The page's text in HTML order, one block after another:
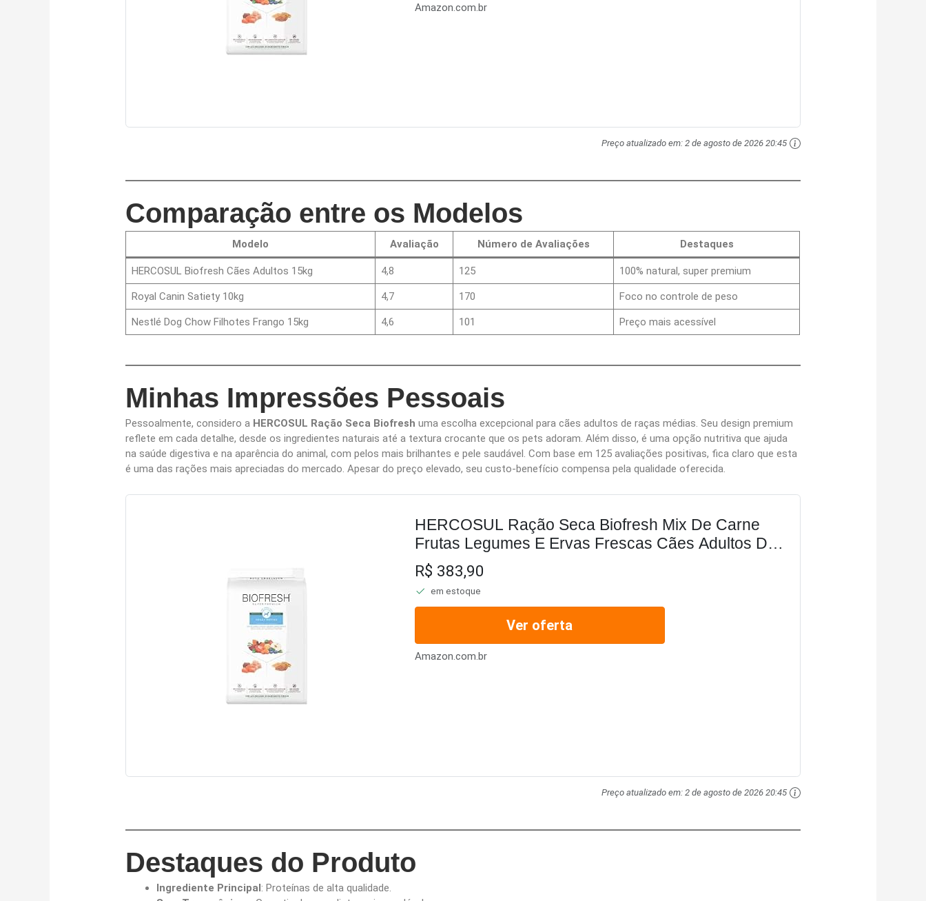
Amazon.com.br
Preço atualizado em: 2 de agosto de 2026 20:45
Comparação entre os Modelos
Modelo Avaliação Número de Avaliações Destaques
HERCOSUL Biofresh Cães Adultos 15kg 4,8 125 100% natural, super premium
Royal Canin Satiety 10kg 4,7 170 Foco no controle de peso
Nestlé Dog Chow Filhotes Frango 15kg 4,6 101 Preço mais acessível
Minhas Impressões Pessoais
Pessoalmente, considero a HERCOSUL Ração Seca Biofresh uma escolha excepcional para cães adultos de raças médias. Seu design premium
reflete em cada detalhe, desde os ingredientes naturais até a textura crocante que os pets adoram. Além disso, é uma opção nutritiva que ajuda
na saúde digestiva e na aparência do animal, com pelos mais brilhantes e pele saudável. Com base em 125 avaliações positivas, fica claro que esta
é uma das rações mais apreciadas do mercado. Apesar do preço elevado, seu custo-benefício compensa pela qualidade oferecida.
HERCOSUL Ração Seca Biofresh Mix De Carne
Frutas Legumes E Ervas Frescas Cães Adultos De
Raças Médias 15Kg
R$ 383,90
em estoque
Ver oferta
Amazon.com.br
Preço atualizado em: 2 de agosto de 2026 20:45
Destaques do Produto
Ingrediente Principal: Proteínas de alta qualidade.